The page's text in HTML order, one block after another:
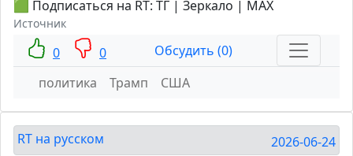
🟩 Подписаться на RT: ТГ | Зеркало | MAX
Источник
0 0
Обсудить (0)
политика
Трамп США
RT на русском 2026-06-24